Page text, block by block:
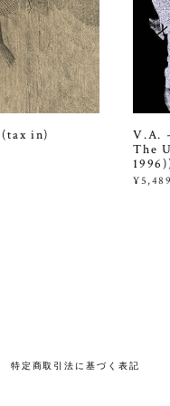
in)
V.A.
The
¥5,489
特定商取引法に基づく表記